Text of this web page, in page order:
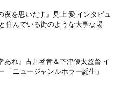
夜を思いだす』見上 愛 インタビュ
住んでいる街のような大事な場
あれ』古川琴音＆下津優太監督 イ
「ニュージャンルホラー誕生」